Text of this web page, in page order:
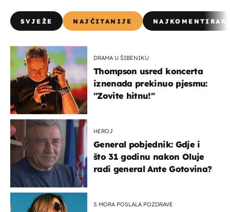
SVJEŽE NAJČITANIJE
DRAMA U ŠIBENIKU
Thompson usred koncerta
iznenada prekinuo pjesmu:
"Zovite hitnu!"
HEROJ
General pobjednik: Gdje i
što 31 godinu nakon Oluje
radi general Ante Gotovina?
S MORA POSLALA POZDRAVE